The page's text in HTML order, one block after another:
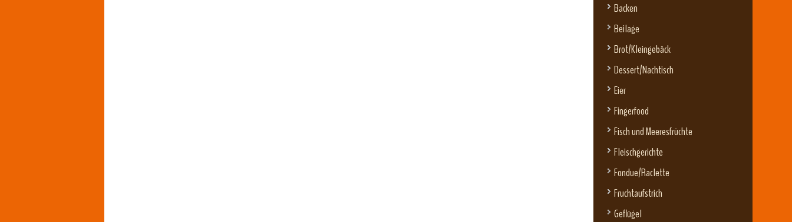
Backen
Beilage
Brot/Kleingebäck
Dessert/Nachtisch
Eier
Fingerfood
Fisch und Meeresfrüchte
Fleischgerichte
Fondue/Raclette
Fruchtaufstrich
Geflügel